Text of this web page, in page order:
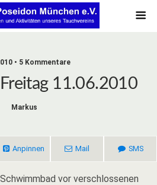
• 5 Kommentare
Freitag 11.06.2010
Markus
Anpinnen Mail SMS
vor verschlossenen